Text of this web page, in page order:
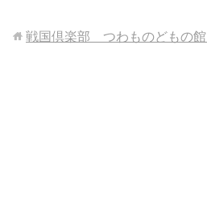
戦国倶楽部 つわものどもの館